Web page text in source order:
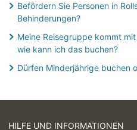
Befördern Sie Personen in
Behinderungen?
Meine Reisegruppe kommt
wie kann ich das buchen?
Dürfen Minderjährige buchen
HILFE UND INFORMATIONEN